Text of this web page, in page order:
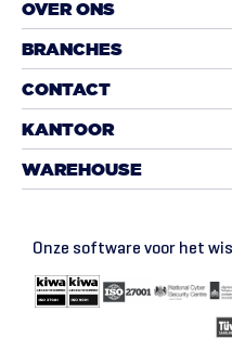
OVER ONS
BRANCHES
CONTACT
KANTOOR
WAREHOUSE
Onze software voor het